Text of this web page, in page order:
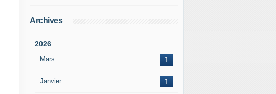
Archives
2026
Mars 1
Janvier 1